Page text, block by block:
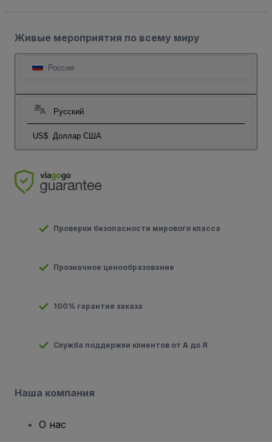
Живые мероприятия по всему миру
Россия
Русский
US$ Доллар США
Проверки безопасности мирового класса
Прозначное ценообразование
100% гарантия заказа
Служба поддержки клиентов от А до Я
Наша компания
О нас